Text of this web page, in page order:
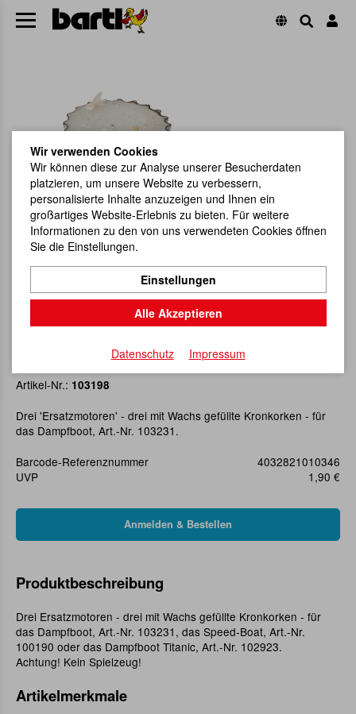
Ersatzkerzen für Dampfboot (3)
Artikel-Nr.: 103198
Drei 'Ersatzmotoren' - drei mit Wachs gefüllte Kronkorken - für
das Dampfboot, Art.-Nr. 103231.
Barcode-Referenznummer
4032821010346
UVP
1,90 €
Produktbeschreibung
Drei Ersatzmotoren - drei mit Wachs gefüllte Kronkorken - für
das Dampfboot, Art.-Nr. 103231, das Speed-Boat, Art.-Nr.
100190 oder das Dampfboot Titanic, Art.-Nr. 102923.
Achtung! Kein Spielzeug!
Artikelmerkmale
Wir verwenden Cookies
Wir können diese zur Analyse unserer Besucherdaten
platzieren, um unsere Website zu verbessern,
personalisierte Inhalte anzuzeigen und Ihnen ein
großartiges Website-Erlebnis zu bieten. Für weitere
Informationen zu den von uns verwendeten Cookies öffnen
Sie die Einstellungen.
Einstellungen
Alle Akzeptieren
Datenschutz Impressum